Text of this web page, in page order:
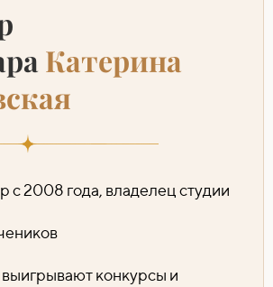
Катерина
с 2008 года, владелец студии
конкурсы и